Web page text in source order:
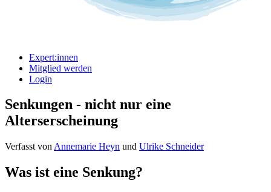
Expert:innen
Mitglied werden
Login
Senkungen - nicht nur eine
Alterserscheinung
Verfasst von Annemarie Heyn und Ulrike Schneider
Was ist eine Senkung?